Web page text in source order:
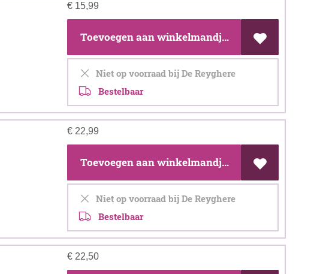
€15,99
Toevoegen aan winkelmandje
Niet op voorraad bij De Reyghere
Bestelbaar
€22,99
Toevoegen aan winkelmandje
Niet op voorraad bij De Reyghere
Bestelbaar
€22,50